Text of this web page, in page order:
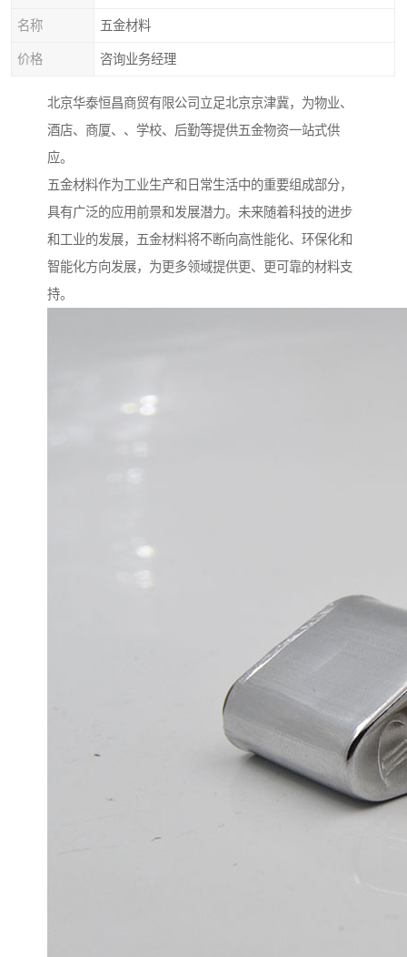
名称 五金材料
价格 咨询业务经理
北京华泰恒昌商贸有限公司立足北京京津冀，为物业、
酒店、商厦、、学校、后勤等提供五金物资一站式供
应。
五金材料作为工业生产和日常生活中的重要组成部分，
具有广泛的应用前景和发展潜力。未来随着科技的进步
和工业的发展，五金材料将不断向高性能化、环保化和
智能化方向发展，为更多领域提供更、更可靠的材料支
持。